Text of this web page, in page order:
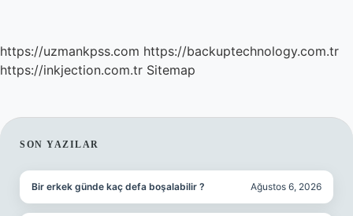
https://uzmankpss.com https://backuptechnology.com.tr
https://inkjection.com.tr Sitemap
SIDEBAR
SON YAZILAR
Bir erkek günde kaç defa boşalabilir ? Ağustos 6, 2026